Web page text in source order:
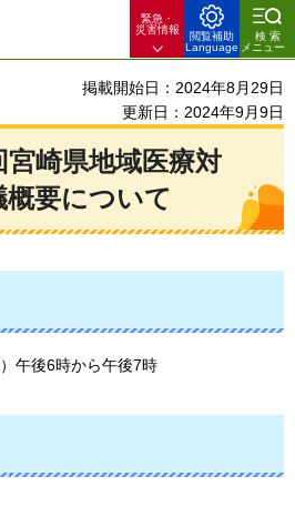
緊急・
災害情報
閲覧補助
Language
検索
メニュー
掲載開始日：2024年8月29日
更新日：2024年9月9日
崎県地域医療対
要について
午後6時から午後7時